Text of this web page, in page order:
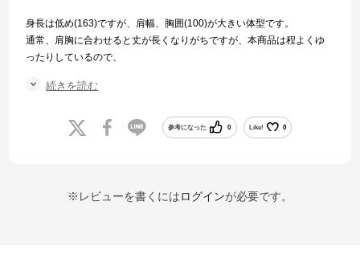
身長は低め(163)ですが、肩幅、胸囲(100)が大きい体型です。
通常、肩胸に合わせると丈が長くなりがちですが、本商品は程よくゆ
ったりしているので、
気に入り、
続きを読む
参考になった 0 Like! 0
※レビューを書くにはログインが必要です。